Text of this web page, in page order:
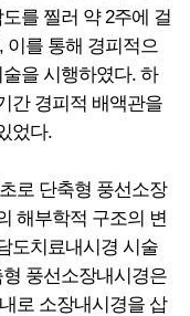
를 찔러 약 2주에 걸
이를 통해 경피적으
을 시행하였다. 하
간 경피적 배액관을
었다.
로 단축형 풍선소장
해부학적 구조의 변
도치료내시경 시술
풍선소장내시경은
로 소장내시경을 삽